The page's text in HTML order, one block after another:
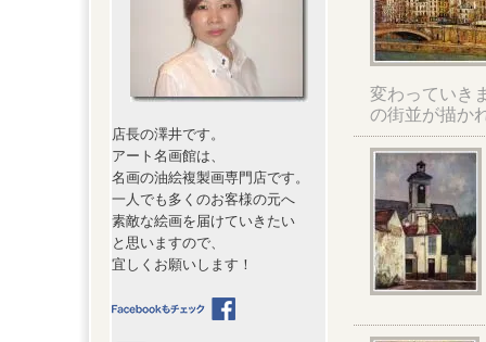
店長の澤井です。
アート名画館は、
名画の油絵複製画専門店です。
一人でも多くのお客様の元へ
素敵な絵画を届けていきたい
と思いますので、
宜しくお願いします！
変わっていき
の街並が描か